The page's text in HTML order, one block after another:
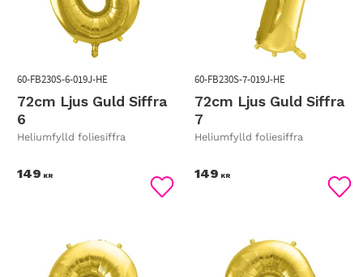
72cm Ljus Guld Siffra
6
Heliumfylld foliesiffra
60-FB230S-6-019J-HE
149 KR
Lägg till i favoriter
72cm Ljus Guld Siffra
7
Heliumfylld foliesiffra
60-FB230S-7-019J-HE
149 KR